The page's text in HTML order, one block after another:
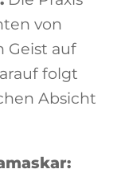
von
Geist auf
folgt
Absicht